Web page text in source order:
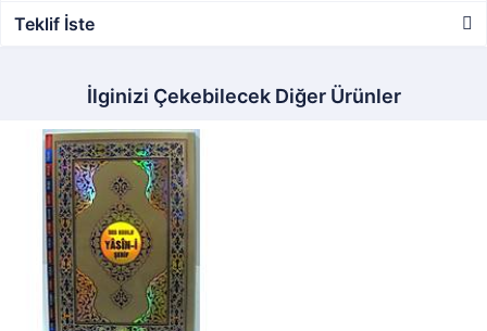
Teklif İste
İlginizi Çekebilecek Diğer Ürünler